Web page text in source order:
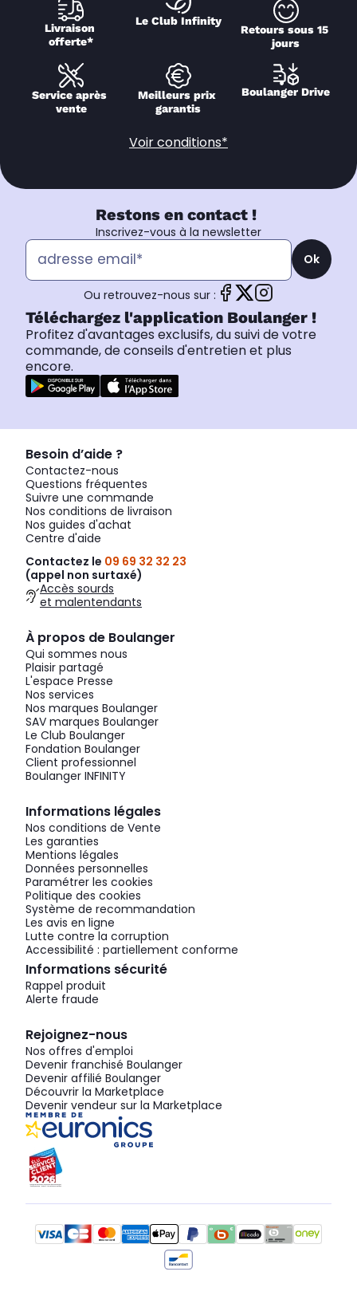
Livraison
offerte*
Le Club Infinity
Retours sous 15
jours
Service après
vente
Meilleurs prix
garantis
Boulanger Drive
Voir conditions*
Restons en contact !
Inscrivez-vous à la newsletter
Ok
Ou retrouvez-nous sur :
Téléchargez l'application Boulanger !
Profitez d'avantages exclusifs, du suivi de votre
commande, de conseils d'entretien et plus
encore.
Besoin d’aide ?
Contactez-nous
Questions fréquentes
Suivre une commande
Nos conditions de livraison
Nos guides d'achat
Centre d'aide
Contactez le 09 69 32 32 23
(appel non surtaxé)
Accès sourds
et malentendants
À propos de Boulanger
Qui sommes nous
Plaisir partagé
L'espace Presse
Nos services
Nos marques Boulanger
SAV marques Boulanger
Le Club Boulanger
Fondation Boulanger
Client professionnel
Boulanger INFINITY
Informations légales
Nos conditions de Vente
Les garanties
Mentions légales
Données personnelles
Paramétrer les cookies
Politique des cookies
Système de recommandation
Les avis en ligne
Lutte contre la corruption
Accessibilité : partiellement conforme
Informations sécurité
Rappel produit
Alerte fraude
Rejoignez-nous
Nos offres d'emploi
Devenir franchisé Boulanger
Devenir affilié Boulanger
Découvrir la Marketplace
Devenir vendeur sur la Marketplace